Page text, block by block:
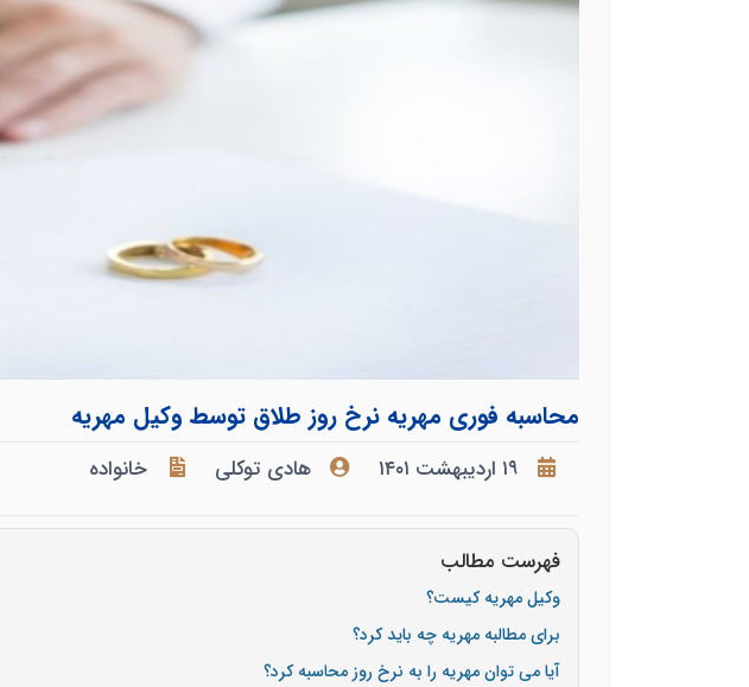
محاسبه فوری مهریه نرخ روز طلاق توسط وکیل مهریه
۱۹ اردیبهشت ۱۴۰۱ هادی توکلی خانواده
فهرست مطالب
وکیل مهریه کیست؟
برای مطالبه مهریه چه باید کرد؟
آیا می توان مهریه را به نرخ روز محاسبه کرد؟